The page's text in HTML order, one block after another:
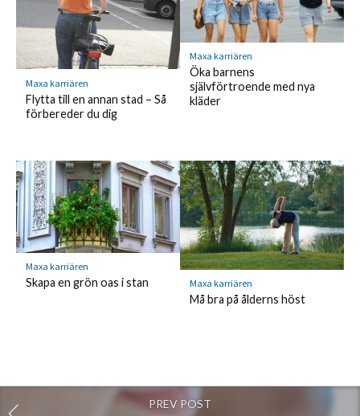
Maxa karriären
Flytta till en annan stad – Så
förbereder du dig
Maxa karriären
Öka barnens
självförtroende med nya
kläder
Maxa karriären
Skapa en grön oas i stan Maxa karriären
Må bra på ålderns höst
PREV POST